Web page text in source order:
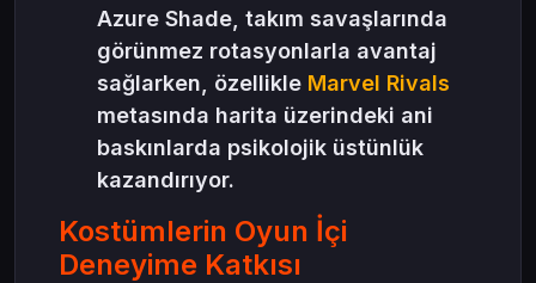
Azure Shade, takım savaşlarında
görünmez rotasyonlarla avantaj
sağlarken, özellikle Marvel Rivals
metasında harita üzerindeki ani
baskınlarda psikolojik üstünlük
kazandırıyor.
Kostümlerin Oyun İçi
Deneyime Katkısı